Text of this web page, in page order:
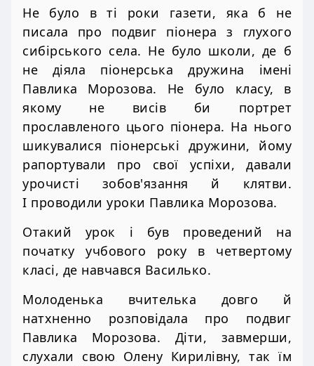
Не було в ті роки газети, яка б не
писала про подвиг піонера з глухого
сибірського села. Не було школи, де б
не діяла піонерська дружина імені
Павлика Морозова. Не було класу, в
якому не висів би портрет
прославленого цього піонера. На нього
шикувалися піонерські дружини, йому
рапортували про свої успіхи, давали
урочисті зобов'язання й клятви.
І проводили уроки Павлика Морозова.
Отакий урок і був проведений на
початку учбового року в четвертому
класі, де навчався Василько.
Молоденька вчителька довго й
натхненно розповідала про подвиг
Павлика Морозова. Діти, завмерши,
слухали свою Олену Кирилівну, так їм